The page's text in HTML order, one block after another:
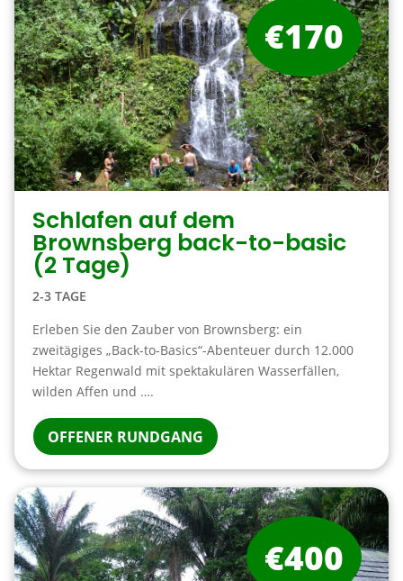
Schlafen auf dem
Brownsberg back-to-basic
(2 Tage)
2-3 TAGE
Erleben Sie den Zauber von Brownsberg: ein
zweitägiges „Back-to-Basics“-Abenteuer durch 12.000
Hektar Regenwald mit spektakulären Wasserfällen,
wilden Affen und ….
OFFENER RUNDGANG
€170
€400